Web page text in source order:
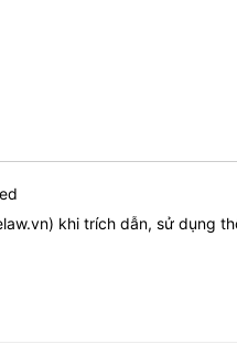
) khi trích dẫn, sử dụng